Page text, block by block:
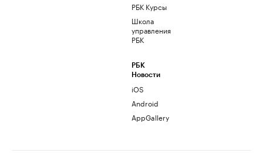
РБК Курсы
Школа
управления
РБК
РБК
Новости
iOS
Android
AppGallery